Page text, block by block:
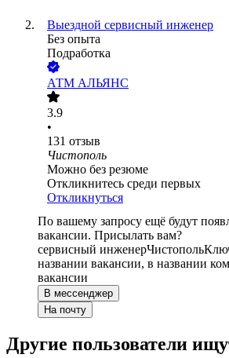
Выездной сервисный инженер
Без опыта
Подработка
АТМ АЛЬЯНС
3.9
•
131 отзыв
Чистополь
Можно без резюме
Откликнитесь среди первых
Откликнуться
По вашему запросу ещё будут
вакансии. Присылать вам?
сервисный инженерЧистополь
названии вакансии, в названии
вакансии
В мессенджер
На почту
Другие пользователи